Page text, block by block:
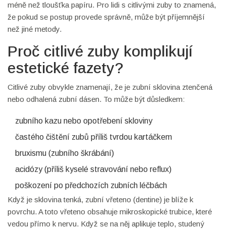
méně než tloušťka papíru. Pro lidi s citlivými zuby to znamená,
že pokud se postup provede správně, může být příjemnější
než jiné metody.
Proč citlivé zuby komplikují
estetické fazety?
Citlivé zuby obvykle znamenají, že je zubní sklovina ztenčená
nebo odhalená zubní dásen. To může být důsledkem:
zubního kazu nebo opotřebení skloviny
častého čištění zubů příliš tvrdou kartáčkem
bruxismu (zubního škrábání)
acidózy (příliš kyselé stravování nebo reflux)
poškození po předchozích zubních léčbách
Když je sklovina tenká, zubní vřeteno (dentine) je blíže k
povrchu. A toto vřeteno obsahuje mikroskopické trubice, které
vedou přímo k nervu. Když se na něj aplikuje teplo, studený